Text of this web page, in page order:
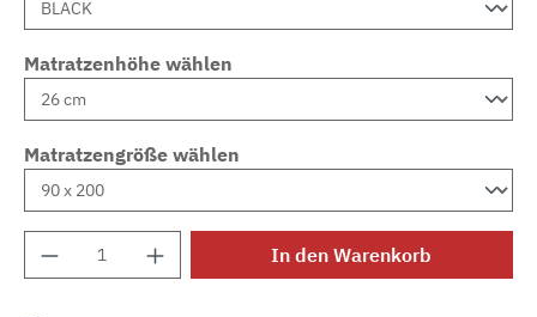
Matratzenhöhe wählen
Matratzengröße wählen
Produkt Anzahl: Gib den gewünschten
In den Warenkorb